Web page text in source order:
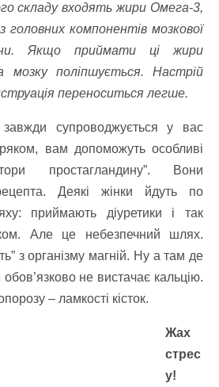
складу входять жири Омега-3,
компонентів мозкової
Якщо приймати ці жири
мозку поліпшується. Настрій
переноситься легше.
супроводжується у вас
вам допоможуть особливі
простагландину”. Вони
Деякі жінки йдуть по
приймають діуретики і так
Але це небезпечний шлях.
з організму магній. Ну а там де
не вистачає кальцію.
– ламкості кісток.
Жах
стрес
у!